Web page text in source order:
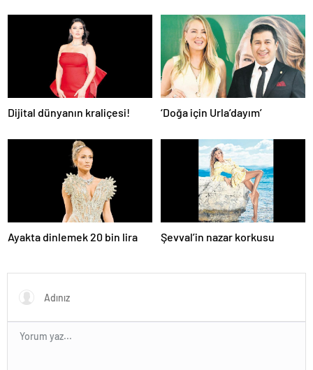
Dijital dünyanın kraliçesi! ‘Doğa için Urla’dayım’
Ayakta dinlemek 20 bin lira Şevval’in nazar korkusu